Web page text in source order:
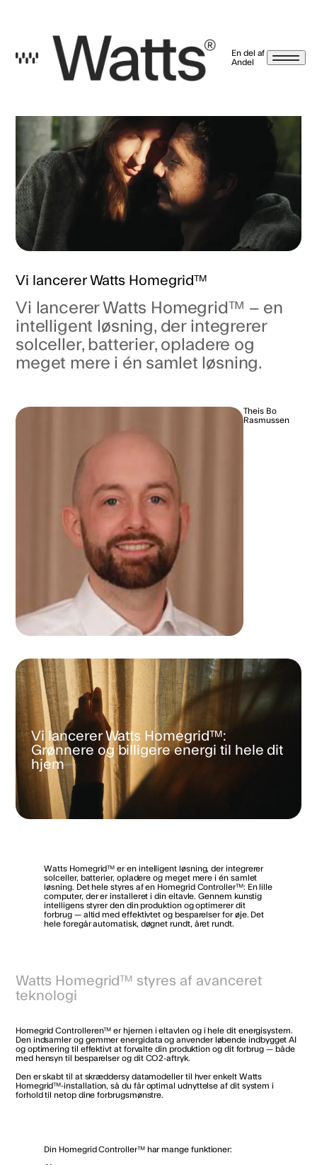
En del af
Andel
Vi lancerer Watts Homegrid™
Vi lancerer Watts Homegrid™ – en
intelligent løsning, der integrerer
solceller, batterier, opladere og
meget mere i én samlet løsning.
Theis Bo
Rasmussen
Vi lancerer Watts Homegrid™:
Grønnere og billigere energi til hele dit
hjem
Watts Homegrid™ er en intelligent løsning, der integrerer
solceller, batterier, opladere og meget mere i én samlet
løsning. Det hele styres af en Homegrid Controller™: En lille
computer, der er installeret i din eltavle. Gennem kunstig
intelligens styrer den din produktion og optimerer dit
forbrug — altid med effektivtet og besparelser for øje. Det
hele foregår automatisk, døgnet rundt, året rundt.
Watts Homegrid™ styres af avanceret
teknologi
Homegrid Controlleren™ er hjernen i eltavlen og i hele dit energisystem.
Den indsamler og gemmer energidata og anvender løbende indbygget AI
og optimering til effektivt at forvalte din produktion og dit forbrug — både
med hensyn til besparelser og dit CO2-aftryk.
Den er skabt til at skræddersy datamodeller til hver enkelt Watts
Homegrid™-installation, så du får optimal udnyttelse af dit system i
forhold til netop dine forbrugsmønstre.
Din Homegrid Controller™ har mange funktioner:
Ved at trykke tilmeld, giver jeg samtykke til, at Watts A/S må kontakte mig på email,
sms/mms, push-beskeder og meddelelser i vores app, brev, notifikationer og
beskeder på Facebook, Instagram og LinkedIn. Markedsføringen kan indeholde
nyheder og tilbud på energirådgivning, serviceaftaler, varmepumper, energi-
styringsprodukter, energilagerringssystemer og solceller. Hvis det alligevel ikke er
noget for dig, kan du altid afmelde dig igen via afmeldingslinket i vores mails eller ved
at kontakte os. Læs mere påwatts.dk/persondatapolitik
selvfølgelig ikke dine oplysninger til andre.
Jeg har læst og accepteret betingelserne. Tilbage